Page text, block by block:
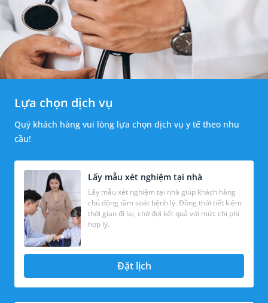
Lựa chọn dịch vụ
Quý khách hàng vui lòng lựa chọn dịch vụ y tế theo nhu
cầu!
Lấy mẫu xét nghiệm tại nhà
Lấy mẫu xét nghiệm tại nhà giúp khách hàng
chủ động tầm soát bệnh lý. Đồng thời tiết kiệm
thời gian đi lại, chờ đợi kết quả với mức chi phí
hợp lý.
Đặt lịch